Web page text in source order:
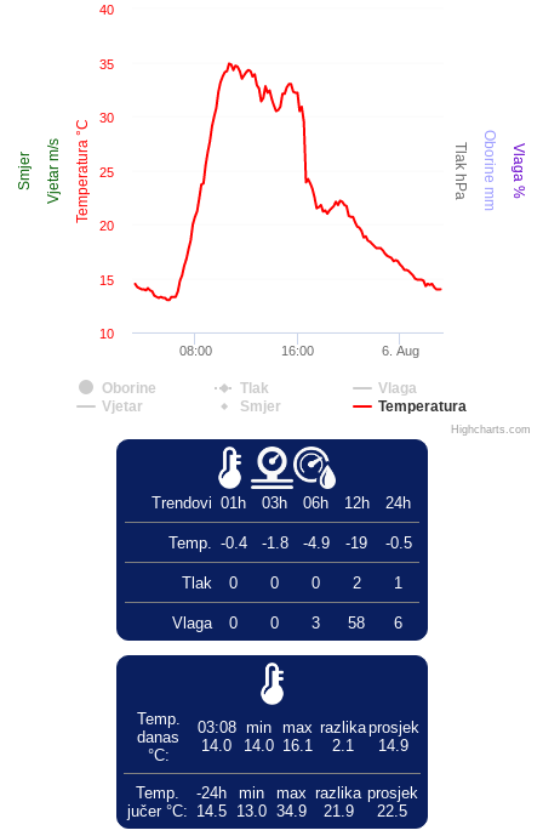
Temperatura °C
Vjetar m/s Tlak hPa Oborine mm Vlaga %
Smjer
Oborine Tlak
Vlaga
Vjetar
Smjer Temperatura
6. Aug
08:00 16:00
10
15
20
25
30
35
40
Highcharts.com
Trendovi 01h 03h 06h 12h 24h
Temp. -0.4 -1.8 -4.9 -19 -0.5
Tlak 0 0 0 2 1
Vlaga 0 0 3 58 6
Temp.
danas
°C:
03:08
14.0
min
14.0
max
16.1
razlika
2.1
prosjek
14.9
Temp.
jučer °C:
-24h
14.5
min
13.0
max
34.9
razlika
21.9
prosjek
22.5